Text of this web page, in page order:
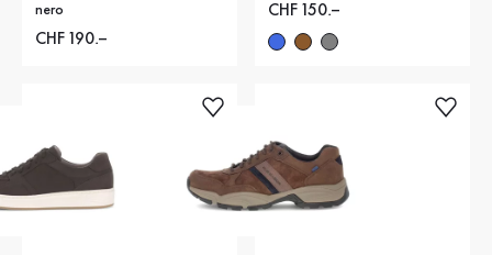
nero
Nuovo prezzo
CHF 190.–
Nuovo prezzo
CHF 150.–